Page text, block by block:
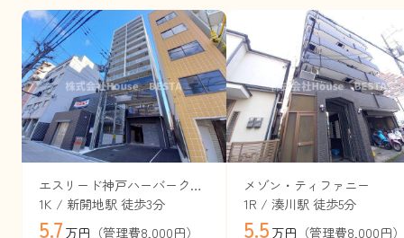
エスリード神戸ハーバークロス
1K / 新開地駅 徒歩3分
5.7 万円 （管理費8,000円）
メゾン・ティファニー
1R / 湊川駅 徒歩5分
5.5 万円 （管理費8,000円